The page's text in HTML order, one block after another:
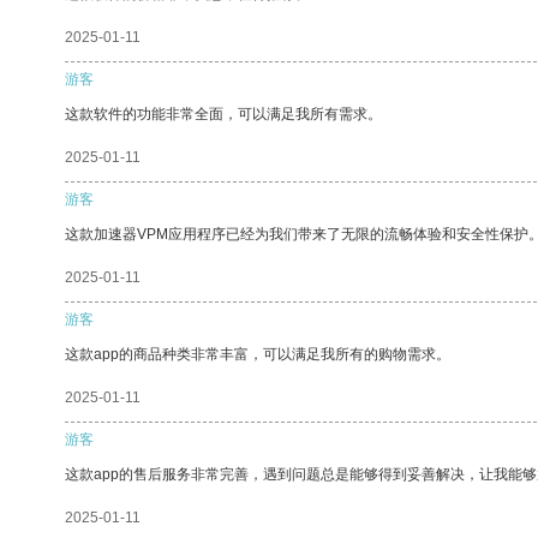
2025-01-11
游客
这款软件的功能非常全面，可以满足我所有需求。
2025-01-11
游客
这款加速器VPM应用程序已经为我们带来了无限的流畅体验和安全性保护。
2025-01-11
游客
这款app的商品种类非常丰富，可以满足我所有的购物需求。
2025-01-11
游客
这款app的售后服务非常完善，遇到问题总是能够得到妥善解决，让我能够
2025-01-11